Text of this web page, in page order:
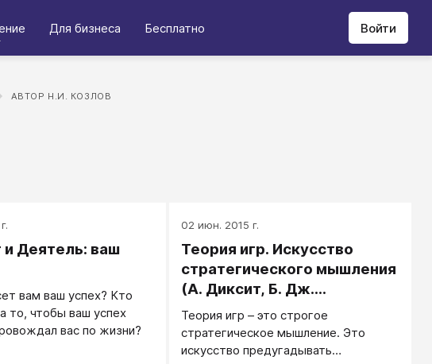
Для бизнеса Бесплатно Войти
АВТОР Н.И. КОЗЛОВ
и Деятель: ваш
вам ваш успех? Кто
то, чтобы ваш успех
вас по жизни?
02 июн. 2015 г.
Теория игр. Искусство
стратегического мышления
(А. Диксит, Б. Дж.
Нейлбафф)
Теория игр – это строгое
стратегическое мышление. Это
искусство предугадывать